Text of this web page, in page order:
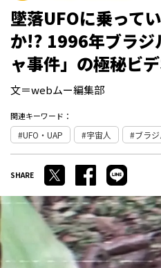
墜落UFOに乗って
か!? 1996年ブラジ
ャ事件」の極秘ビ
文＝webムー編集部
関連キーワード：
UFO・UAP 宇宙人 ブラ